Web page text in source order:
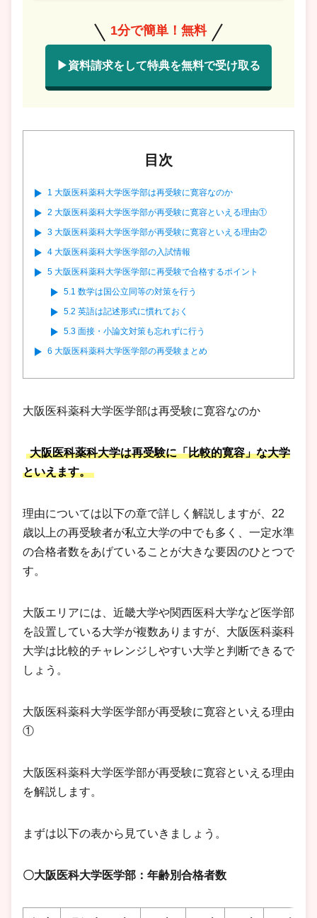
1分で簡単！無料
▶資料請求をして特典を無料で受け取る
目次
1 大阪医科薬科大学医学部は再受験に寛容なのか
2 大阪医科薬科大学医学部が再受験に寛容といえる理由①
3 大阪医科薬科大学医学部が再受験に寛容といえる理由②
4 大阪医科薬科大学医学部の入試情報
5 大阪医科薬科大学医学部に再受験で合格するポイント
5.1 数学は国公立同等の対策を行う
5.2 英語は記述形式に慣れておく
5.3面接・小論文対策も忘れずに行う
6 大阪医科薬科大学医学部の再受験まとめ
大阪医科薬科大学医学部は再受験に寛容なのか
大阪医科薬科大学は再受験に「比較的寛容」な大学
といえます。
理由については以下の章で詳しく解説しますが、22
歳以上の再受験者が私立大学の中でも多く、一定水準
の合格者数をあげていることが大きな要因のひとつで
す。
大阪エリアには、近畿大学や関西医科大学など医学部
を設置している大学が複数ありますが、大阪医科薬科
大学は比較的チャレンジしやすい大学と判断できるで
しょう。
大阪医科薬科大学医学部が再受験に寛容といえる理由
①
大阪医科薬科大学医学部が再受験に寛容といえる理由
を解説します。
まずは以下の表から見ていきましょう。
〇大阪医科大学医学部：年齢別合格者数